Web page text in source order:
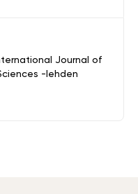
Journal of
-lehden